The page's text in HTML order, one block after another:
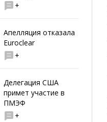
+
Апелляция отказала
Euroclear
+
Делегация США
примет участие в
ПМЭФ
+